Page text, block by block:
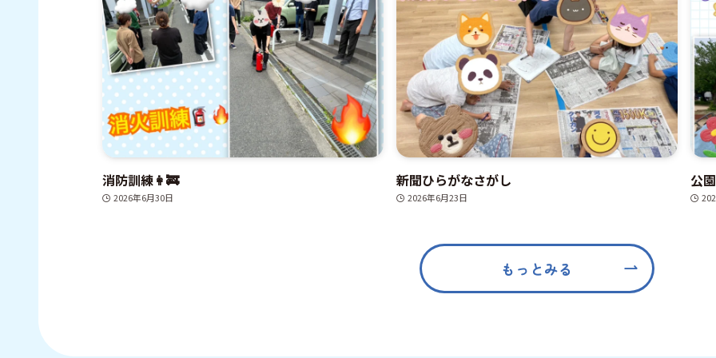
消防訓練👩‍🚒
2026年6月30日
新聞ひらがなさがし
2026年6月23日
公
もっとみる